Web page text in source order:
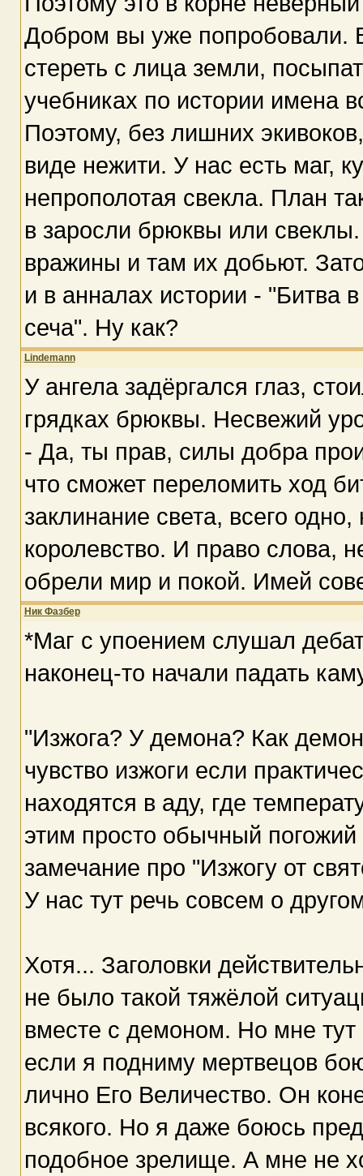
Добром вы уже попробовали.
стереть с лица земли,
учебниках по истории имена
Поэтому, без лишних
виде нежити. У нас есть маг,
непрополотая свекла. План
в заросли брюквы или
вражины и там их добьют.
и в анналах истории - "Битва
сеча". Ну как?
Lindemann
У ангела задёргался глаз,
грядках брюквы. Несвежий
- Да, ты прав, силы добра
что сможет переломить ход
заклинание света, всего
королевство. И право слова,
обрели мир и покой. Имей
Ник Фазбер
*Маг с упоением слушал
наконец-то начали падать
"Изжога? У демона? Как
чувство изжоги если
находятся в аду, где
этим просто обычный
замечание про "Изжогу от
У нас тут речь совсем о
Хотя... Заголовки
не было такой тяжёлой
вместе с демоном. Но мне
если я подниму мертвецов
лично Его Величество. Он
всякого. Но я даже боюсь
подобное зрелище. А мне не